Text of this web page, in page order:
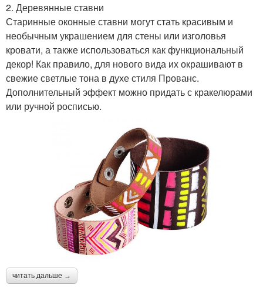
2. Деревянные ставни
Старинные оконные ставни могут стать красивым и
необычным украшением для стены или изголовья
кровати, а также использоваться как функциональный
декор! Как правило, для нового вида их окрашивают в
свежие светлые тона в духе стиля Прованс.
Дополнительный эффект можно придать с кракелюрами
или ручной росписью.
читать дальше →